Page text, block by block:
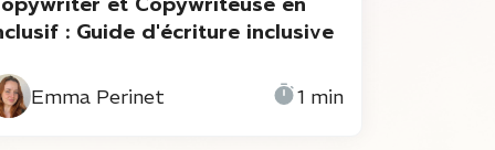
: Guide d'écriture inclusive
Emma Perinet 1 min